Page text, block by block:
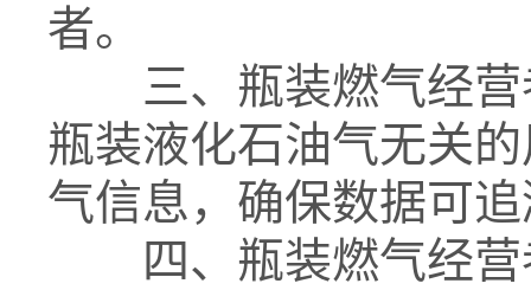
者。
三、瓶装燃气经营
瓶装液化石油气无关
气信息，确保数据可
四、瓶装燃气经营